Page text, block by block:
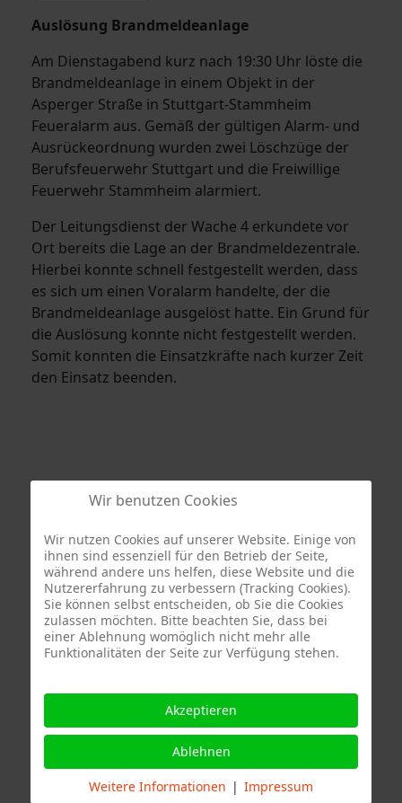
Auslösung Brandmeldeanlage
Am Dienstagabend kurz nach 19:30 Uhr löste die
Brandmeldeanlage in einem Objekt in der
Asperger Straße in Stuttgart-Stammheim
Feueralarm aus. Gemäß der gültigen Alarm- und
Ausrückeordnung wurden zwei Löschzüge der
Berufsfeuerwehr Stuttgart und die Freiwillige
Feuerwehr Stammheim alarmiert.
Der Leitungsdienst der Wache 4 erkundete vor
Ort bereits die Lage an der Brandmeldezentrale.
Hierbei konnte schnell festgestellt werden, dass
es sich um einen Voralarm handelte, der die
Brandmeldeanlage ausgelöst hatte. Ein Grund für
die Auslösung konnte nicht festgestellt werden.
Somit konnten die Einsatzkräfte nach kurzer Zeit
den Einsatz beenden.
Termine
Wir benutzen Cookies
Wir nutzen Cookies auf unserer Website. Einige von
ihnen sind essenziell für den Betrieb der Seite,
während andere uns helfen, diese Website und die
Nutzererfahrung zu verbessern (Tracking Cookies).
Sie können selbst entscheiden, ob Sie die Cookies
zulassen möchten. Bitte beachten Sie, dass bei
einer Ablehnung womöglich nicht mehr alle
Funktionalitäten der Seite zur Verfügung stehen.
Akzeptieren
Ablehnen
Weitere Informationen | Impressum